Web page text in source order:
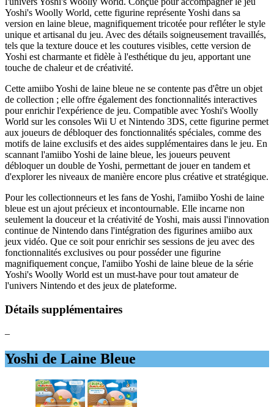
Yoshi's Woolly World, cette figurine représente Yoshi dans sa
version en laine bleue, magnifiquement tricotée pour refléter le style
unique et artisanal du jeu. Avec des détails soigneusement travaillés,
tels que la texture douce et les coutures visibles, cette version de
Yoshi est charmante et fidèle à l'esthétique du jeu, apportant une
touche de chaleur et de créativité.
Cette amiibo Yoshi de laine bleue ne se contente pas d'être un objet
de collection ; elle offre également des fonctionnalités interactives
pour enrichir l'expérience de jeu. Compatible avec Yoshi's Woolly
World sur les consoles Wii U et Nintendo 3DS, cette figurine permet
aux joueurs de débloquer des fonctionnalités spéciales, comme des
motifs de laine exclusifs et des aides supplémentaires dans le jeu. En
scannant l'amiibo Yoshi de laine bleue, les joueurs peuvent
débloquer un double de Yoshi, permettant de jouer en tandem et
d'explorer les niveaux de manière encore plus créative et stratégique.
Pour les collectionneurs et les fans de Yoshi, l'amiibo Yoshi de laine
bleue est un ajout précieux et incontournable. Elle incarne non
seulement la douceur et la créativité de Yoshi, mais aussi l'innovation
continue de Nintendo dans l'intégration des figurines amiibo aux
jeux vidéo. Que ce soit pour enrichir ses sessions de jeu avec des
fonctionnalités exclusives ou pour posséder une figurine
magnifiquement conçue, l'amiibo Yoshi de laine bleue de la série
Yoshi's Woolly World est un must-have pour tout amateur de
l'univers Nintendo et des jeux de plateforme.
Détails supplémentaires
–
Yoshi de Laine Bleue